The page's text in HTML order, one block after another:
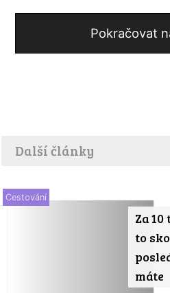
Pokračovat
Další články
Za
to
máte
Cestování